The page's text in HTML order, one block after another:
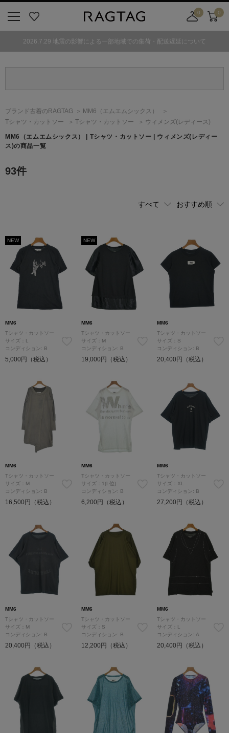
気
0
舗
カ
0
2026.7.29 地震の影響による一部地域での集荷・配送遅延について
ブランド古着のRAGTAG MM6 （エムエムシックス）
Tシャツ・カットソー
Tシャツ・カットソー ウィメンズ(レディース)
MM6 （エムエムシックス）
| Tシャツ・カットソー | ウィメンズ(レディー
ス)の商品一覧
93件
NEW
MM6
Tシャツ・カットソー
サイズ：L
コンディション: B
5,000円（税込）
NEW
MM6
Tシャツ・カットソー
サイズ：M
コンディション: B
19,000円（税込）
MM6
Tシャツ・カットソー
サイズ：S
コンディション: B
20,400円（税込）
MM6
Tシャツ・カットソー
サイズ：M
コンディション: B
16,500円（税込）
MM6
Tシャツ・カットソー
サイズ：1(L位)
コンディション: B
6,200円（税込）
MM6
Tシャツ・カットソー
サイズ：XL
コンディション: B
27,200円（税込）
MM6
Tシャツ・カットソー
サイズ：M
コンディション: B
20,400円（税込）
MM6
Tシャツ・カットソー
サイズ：S
コンディション: B
12,200円（税込）
MM6
Tシャツ・カットソー
サイズ：L
コンディション: A
20,400円（税込）